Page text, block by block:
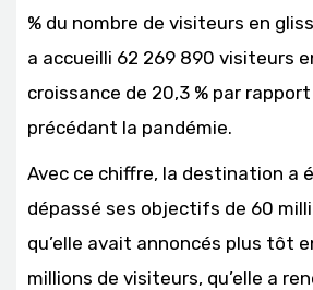
% du nombre de visiteurs en
a accueilli 62 269 890 visiteurs
croissance de 20,3 % par rapport
précédant la pandémie.
Avec ce chiffre, la destination a
dépassé ses objectifs de 60
qu’elle avait annoncés plus tôt
millions de visiteurs, qu’elle a